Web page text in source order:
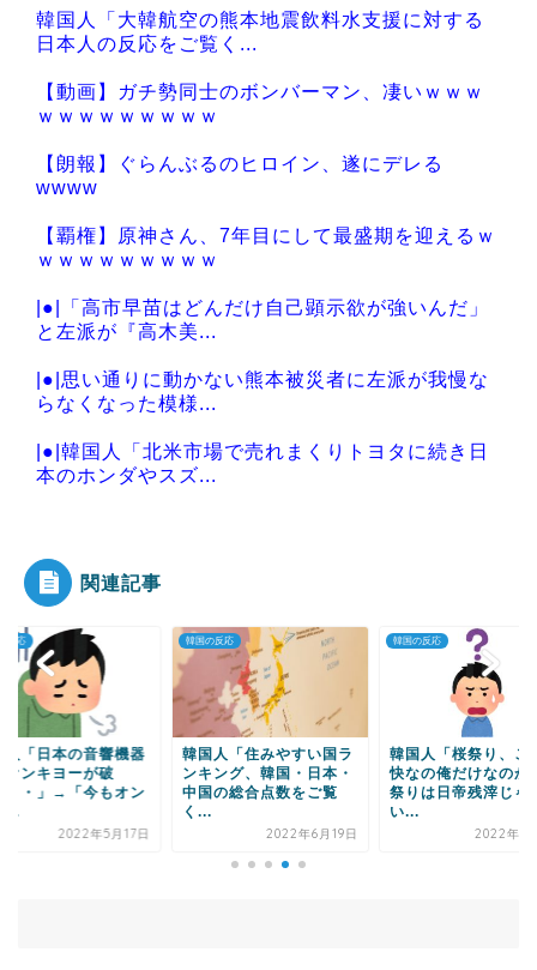
Powered by livedoor 相互RSS
韓国人「大韓航空の熊本地震飲料水支援に対する
日本人の反応をご覧く...
【動画】ガチ勢同士のボンバーマン、凄いｗｗｗ
ｗｗｗｗｗｗｗｗｗ
【朗報】ぐらんぶるのヒロイン、遂にデレる
wwww
【覇権】原神さん、7年目にして最盛期を迎えるｗ
ｗｗｗｗｗｗｗｗｗ
|●|「高市早苗はどんだけ自己顕示欲が強いんだ」
と左派が『高木美...
|●|思い通りに動かない熊本被災者に左派が我慢な
らなくなった模様...
|●|韓国人「北米市場で売れまくりトヨタに続き日
本のホンダやスズ...
Powered by livedoor 相互RSS
関連記事
反応
人「日本の音響機器
オンキヨーが破
・・」→「今もオン
...
2022年5月17日
韓国の反応
韓国人「住みやすい国ラ
ンキング、韓国・日本・
中国の総合点数をご覧
く...
2022年6月19日
韓国の反応
韓国人「桜祭り、こ
快なの俺だけなのか
祭りは日帝残滓じゃ
い...
2022年4